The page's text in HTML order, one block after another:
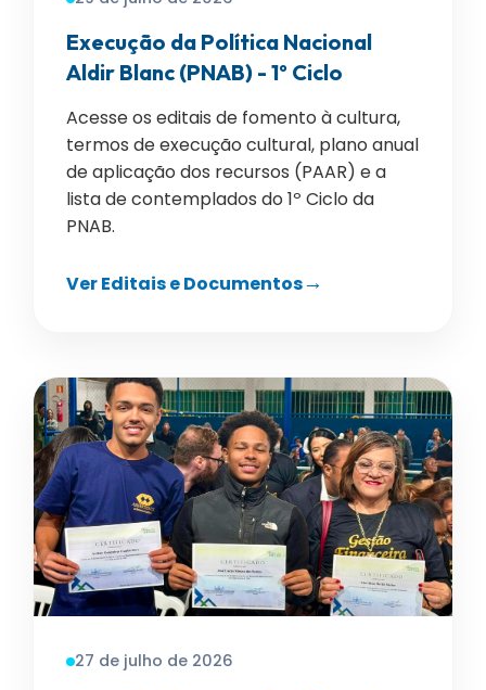
Execução da Política Nacional
Aldir Blanc (PNAB) - 1º Ciclo
Acesse os editais de fomento à cultura,
termos de execução cultural, plano anual
de aplicação dos recursos (PAAR) e a
lista de contemplados do 1º Ciclo da
PNAB.
Ver Editais e Documentos
27 de julho de 2026